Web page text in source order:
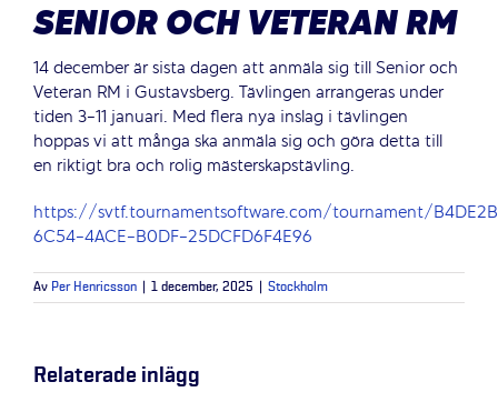
SENIOR OCH VETERAN RM
14 december är sista dagen att anmäla sig till Senior och
Veteran RM i Gustavsberg. Tävlingen arrangeras under
tiden 3-11 januari. Med flera nya inslag i tävlingen
hoppas vi att många ska anmäla sig och göra detta till
en riktigt bra och rolig mästerskapstävling.
https://svtf.tournamentsoftware.com/tournament/
6C54-4ACE-B0DF-25DCFD6F4E96
Av Per Henricsson 1 december, 2025 Stockholm
Relaterade inlägg